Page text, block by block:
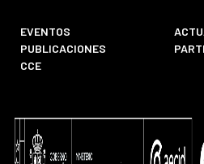
EVENTOS
PUBLICACIONES
CCE